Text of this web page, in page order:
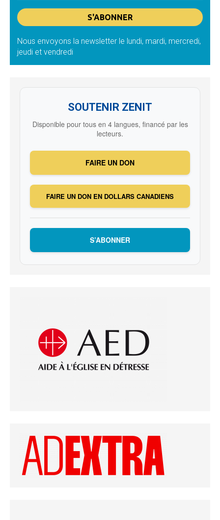
Nous envoyons la newsletter le lundi, mardi, mercredi,
jeudi et vendredi
SOUTENIR ZENIT
Disponible pour tous en 4 langues, financé par les
lecteurs.
FAIRE UN DON
FAIRE UN DON EN DOLLARS CANADIENS
S’ABONNER